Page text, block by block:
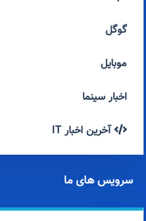
گوگل
موبایل
اخبار سینما
آخرین اخبار IT
سرویس های ما